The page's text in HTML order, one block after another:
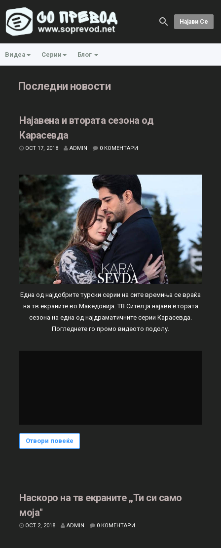
Најави Се
Видеа Серии Блог
Последни новости
Најавена и втората сезона од
Карасевда
OCT 17, 2018 ADMIN 0 КОМЕНТАРИ
Една од најдобрите турски серии на сите времиња се враќа
на тв екраните во Македонија. ТВ Сител ја најави втората
сезона на една од најдраматичните серии Карасевда.
Погледнете го промо видеото подолу.
Отвори повеќе
Наскоро на тв екраните ,,Ти си само
моја"
OCT 2, 2018 ADMIN 0 КОМЕНТАРИ